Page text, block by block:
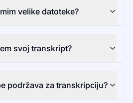
velike datoteke?
svoj transkript?
podržava za transkripciju?